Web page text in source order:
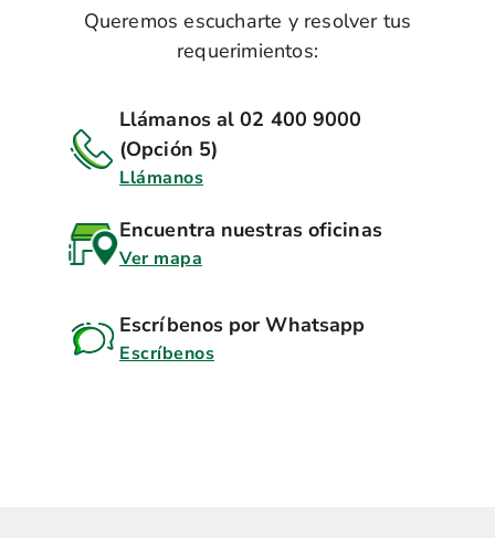
Queremos escucharte y resolver tus
requerimientos:
Llámanos al 02 400 9000
(Opción 5)
Llámanos
Encuentra nuestras oficinas
Ver mapa
Escríbenos por Whatsapp
Escríbenos